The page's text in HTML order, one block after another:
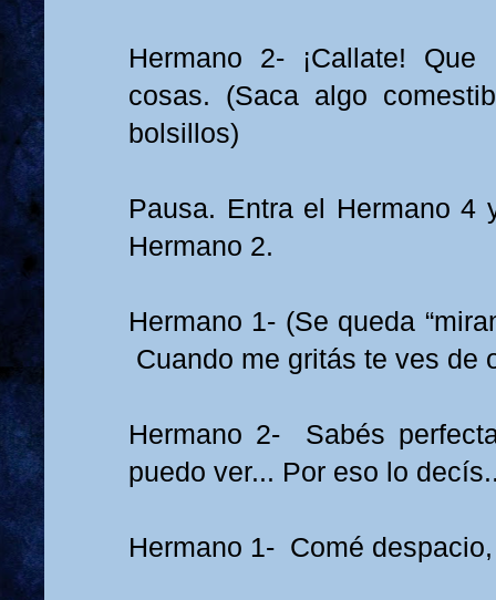
Hermano 2- ¡Callate!
cosas. (Saca algo
bolsillos)
Pausa. Entra el Hermano 4
Hermano 2.
Hermano 1- (Se queda
Cuando me gritás te ves de
Hermano 2- Sabés
puedo ver... Por eso lo
Hermano 1- Comé